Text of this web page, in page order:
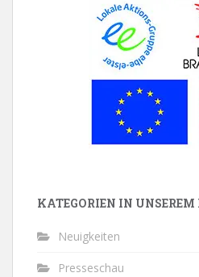
KATEGORIEN IN UNSEREM
Neuigkeiten
Presseschau